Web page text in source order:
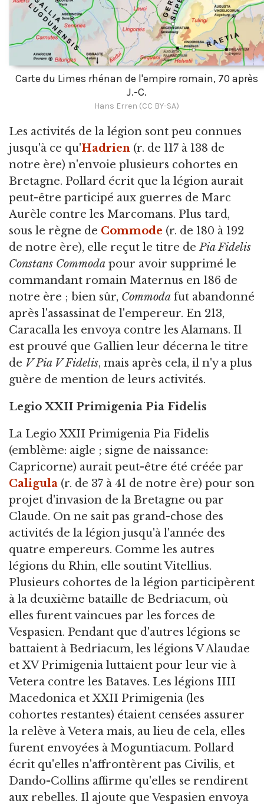
Carte du Limes rhénan de l'empire romain, 70 après
J.-C.
Hans Erren (CC BY-SA)
Les activités de la légion sont peu connues
jusqu'à ce qu'Hadrien (r. de 117 à 138 de
notre ère) n'envoie plusieurs cohortes en
Bretagne. Pollard écrit que la légion aurait
peut-être participé aux guerres de Marc
Aurèle contre les Marcomans. Plus tard,
sous le règne de Commode (r. de 180 à 192
de notre ère), elle reçut le titre dePia Fidelis
Constans Commoda pour avoir supprimé le
commandant romain Maternus en 186 de
notre ère ; bien sûr, Commoda fut abandonné
après l'assassinat de l'empereur. En 213,
Caracalla les envoya contre les Alamans. Il
est prouvé que Gallien leur décerna le titre
de V Pia V Fidelis, mais après cela, il n'y a plus
guère de mention de leurs activités.
Legio XXII Primigenia Pia Fidelis
La Legio XXII Primigenia Pia Fidelis
(emblème: aigle ; signe de naissance:
Capricorne) aurait peut-être été créée par
Caligula (r. de 37 à 41 de notre ère) pour son
projet d'invasion de la Bretagne ou par
Claude. On ne sait pas grand-chose des
activités de la légion jusqu'à l'année des
quatre empereurs. Comme les autres
légions du Rhin, elle soutint Vitellius.
Plusieurs cohortes de la légion participèrent
à la deuxième bataille de Bedriacum, où
elles furent vaincues par les forces de
Vespasien. Pendant que d'autres légions se
battaient à Bedriacum, les légions V Alaudae
et XV Primigenia luttaient pour leur vie à
Vetera contre les Bataves. Les légions IIII
Macedonica et XXII Primigenia (les
cohortes restantes) étaient censées assurer
la relève à Vetera mais, au lieu de cela, elles
furent envoyées à Moguntiacum. Pollard
écrit qu'elles n'affrontèrent pas Civilis, et
Dando-Collins affirme qu'elles se rendirent
aux rebelles. Il ajoute que Vespasien envoya